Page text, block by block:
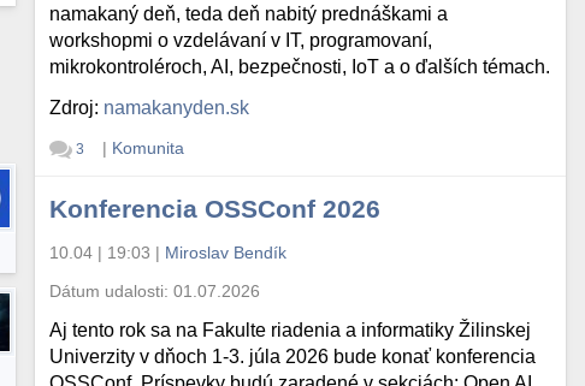
namakaný deň, teda deň nabitý prednáškami a
workshopmi o vzdelávaní v IT, programovaní,
mikrokontroléroch, AI, bezpečnosti, IoT a o ďalších témach.
Zdroj: namakanyden.sk
3 | Komunita
Konferencia OSSConf 2026
10.04 | 19:03 | Miroslav Bendík
Dátum udalosti:01.07.2026
Aj tento rok sa na Fakulte riadenia a informatiky Žilinskej
Univerzity v dňoch 1-3. júla 2026 bude konať konferencia